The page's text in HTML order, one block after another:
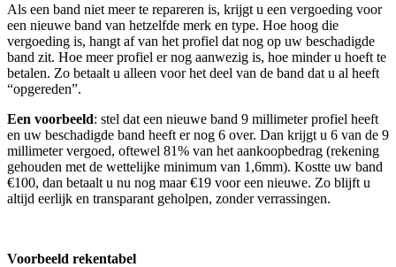
Als een band niet meer te repareren is, krijgt u een vergoeding voor
een nieuwe band van hetzelfde merk en type. Hoe hoog die
vergoeding is, hangt af van het profiel dat nog op uw beschadigde
band zit. Hoe meer profiel er nog aanwezig is, hoe minder u hoeft te
betalen. Zo betaalt u alleen voor het deel van de band dat u al heeft
“opgereden”.
Een voorbeeld: stel dat een nieuwe band 9 millimeter profiel heeft
en uw beschadigde band heeft er nog 6 over. Dan krijgt u 6 van de 9
millimeter vergoed, oftewel 81% van het aankoopbedrag (rekening
gehouden met de wettelijke minimum van 1,6mm). Kostte uw band
€100, dan betaalt u nu nog maar €19 voor een nieuwe. Zo blijft u
altijd eerlijk en transparant geholpen, zonder verrassingen.
Voorbeeld rekentabel